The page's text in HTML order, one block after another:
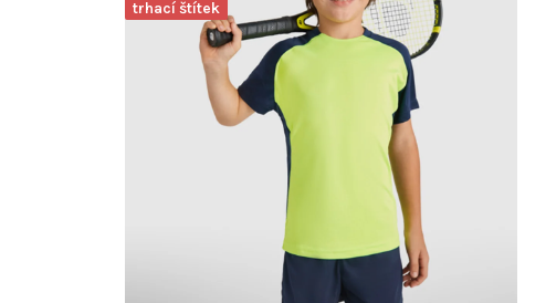
trhací štítek